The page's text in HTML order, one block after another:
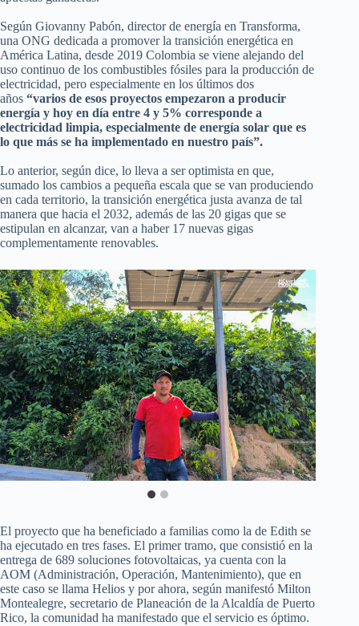
Según Giovanny Pabón, director de energía en Transforma,
una ONG dedicada a promover la transición energética en
América Latina, desde 2019 Colombia se viene alejando del
uso continuo de los combustibles fósiles para la producción de
electricidad, pero especialmente en los últimos dos
años “varios de esos proyectos empezaron a producir
energía y hoy en día entre 4 y 5% corresponde a
electricidad limpia, especialmente de energía solar que es
lo que más se ha implementado en nuestro país”.
Lo anterior, según dice, lo lleva a ser optimista en que,
sumado los cambios a pequeña escala que se van produciendo
en cada territorio, la transición energética justa avanza de tal
manera que hacia el 2032, además de las 20 gigas que se
estipulan en alcanzar, van a haber 17 nuevas gigas
complementamente renovables.
El proyecto que ha beneficiado a familias como la de Edith se
ha ejecutado en tres fases. El primer tramo, que consistió en la
entrega de 689 soluciones fotovoltaicas, ya cuenta con la
AOM (Administración, Operación, Mantenimiento), que en
este caso se llama Helios y por ahora, según manifestó Milton
Montealegre, secretario de Planeación de la Alcaldía de Puerto
Rico, la comunidad ha manifestado que el servicio es óptimo.